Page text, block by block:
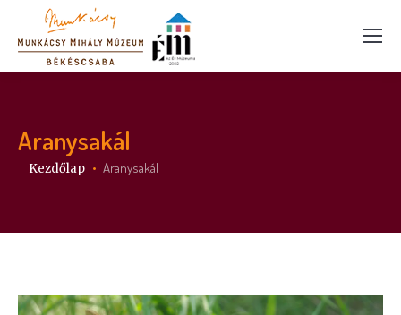
Aranysakál
Itt vagy:
Kezdőlap Aranysakál
Videólejátszó